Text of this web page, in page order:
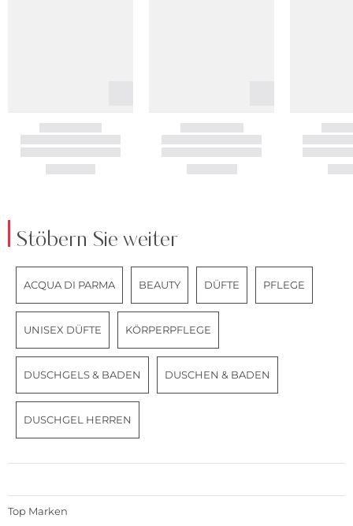
Stöbern Sie weiter
ACQUA DI PARMA BEAUTY DÜFTE PFLEGE
UNISEX DÜFTE KÖRPERPFLEGE
DUSCHGELS & BADEN DUSCHEN & BADEN
DUSCHGEL HERREN
Top Marken